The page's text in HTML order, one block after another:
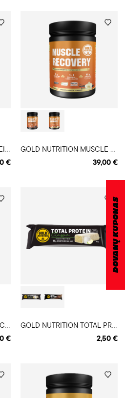
G
OLD NUTRITION V-PROTEIN veganiški baltymai
€
G
OLD NUTRITION MUSCLE RECOVERY atstatomasis gėrimas
39,00 €
G
OLD NUTRITION FAST RECOVERY atstatomasis gėrimas
€
G
OLD NUTRITION TOTAL PROTEIN batonėlis
2,50 €
DOVANŲ KUPONAS